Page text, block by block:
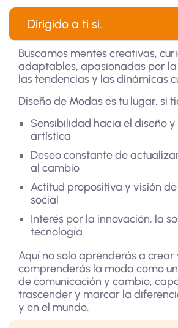
Dirigido a ti si…
Buscamos mentes creativas,
adaptables, apasionadas por
las tendencias y las dinámicas
Diseño de Modas es tu lugar, si
Sensibilidad hacia el diseño
artística
Deseo constante de
al cambio
Actitud propositiva y visión
social
Interés por la innovación, la
tecnología
Aquí no solo aprenderás a crear
comprenderás la moda como
de comunicación y cambio,
trascender y marcar la
y en el mundo.